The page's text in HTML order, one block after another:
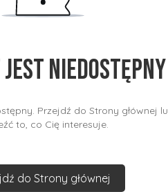
niedostępny
Przejdź do Strony głównej
to, co Cię interesuje.
do Strony głównej